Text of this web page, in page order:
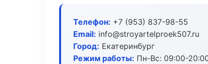
Телефон: +7 (953) 837-98-55
Email: info@stroyartelproek507.ru
Город: Екатеринбург
Режим работы: Пн-Вс: 09:00-